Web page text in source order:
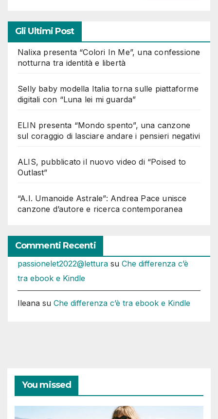
Gli Ultimi Post
Nalixa presenta “Colori In Me”, una confessione
notturna tra identità e libertà
Selly baby modella Italia torna sulle piattaforme
digitali con “Luna lei mi guarda”
ELIN presenta “Mondo spento”, una canzone
sul coraggio di lasciare andare i pensieri negativi
ALIS, pubblicato il nuovo video di “Poised to
Outlast”
“A.I. Umanoide Astrale”: Andrea Pace unisce
canzone d’autore e ricerca contemporanea
Commenti Recenti
passionelet2022@lettura su Che differenza c’è
tra ebook e Kindle
Ileana su Che differenza c’è tra ebook e Kindle
You missed